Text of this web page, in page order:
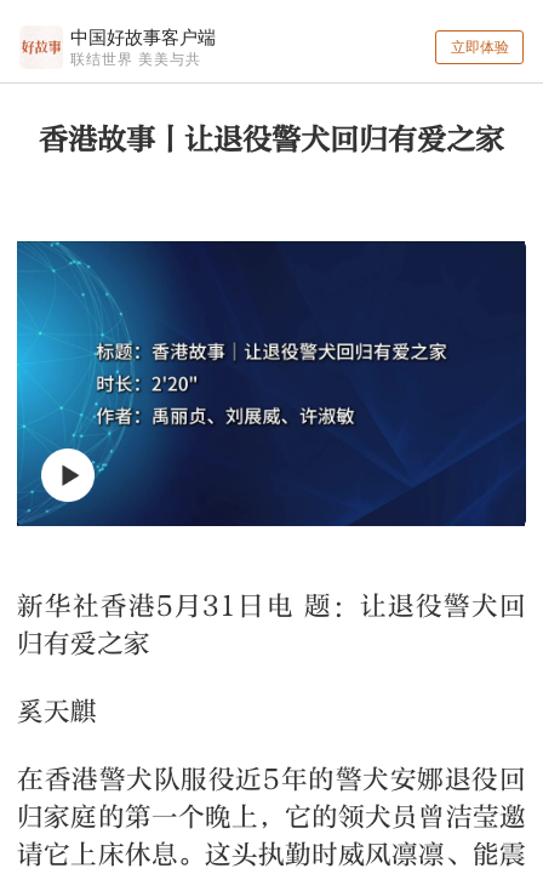
中国好故事客户端
联结世界 美美与共
立即体验
香港故事丨让退役警犬回归有爱之家
新华社香港5月31日电 题：让退役警犬回
归有爱之家
奚天麒
在香港警犬队服役近5年的警犬安娜退役回
归家庭的第一个晚上，它的领犬员曾洁莹邀
请它上床休息。这头执勤时威风凛凛、能震